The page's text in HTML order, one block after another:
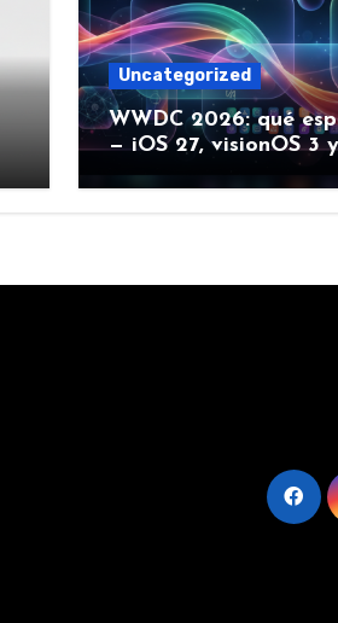
Uncategorized
WWDC 2026: qué
— iOS 27, visionOS 3
rumores creíbles